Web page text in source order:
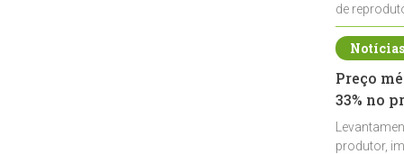
de
durante a
Preço
33% no
produtor,